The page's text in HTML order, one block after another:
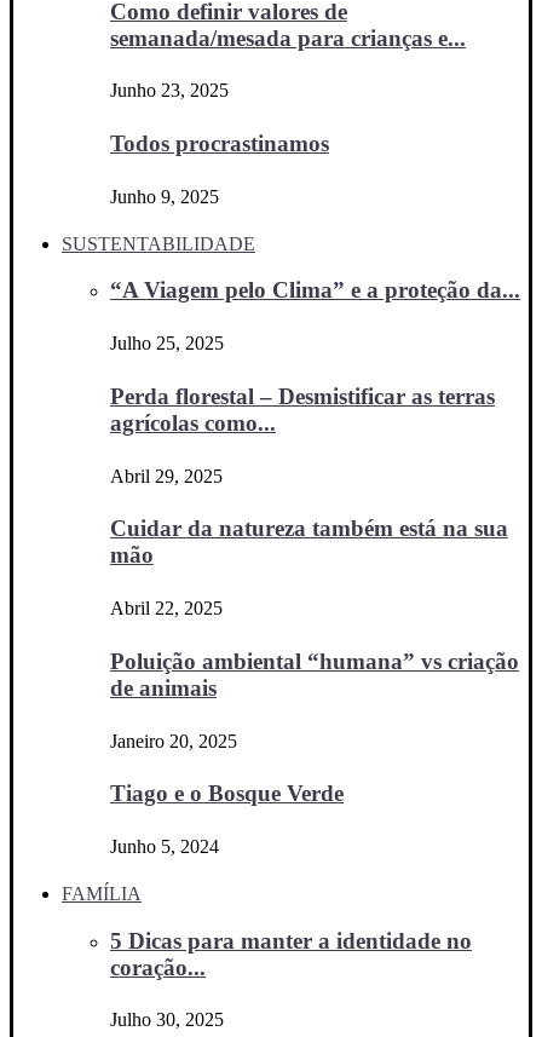
Como definir valores de
semanada/mesada para crianças e...
Junho 23, 2025
Todos procrastinamos
Junho 9, 2025
SUSTENTABILIDADE
“A Viagem pelo Clima” e a proteção da...
Julho 25, 2025
Perda florestal – Desmistificar as terras
agrícolas como...
Abril 29, 2025
Cuidar da natureza também está na sua
mão
Abril 22, 2025
Poluição ambiental “humana” vs criação
de animais
Janeiro 20, 2025
Tiago e o Bosque Verde
Junho 5, 2024
FAMÍLIA
5 Dicas para manter a identidade no
coração...
Julho 30, 2025